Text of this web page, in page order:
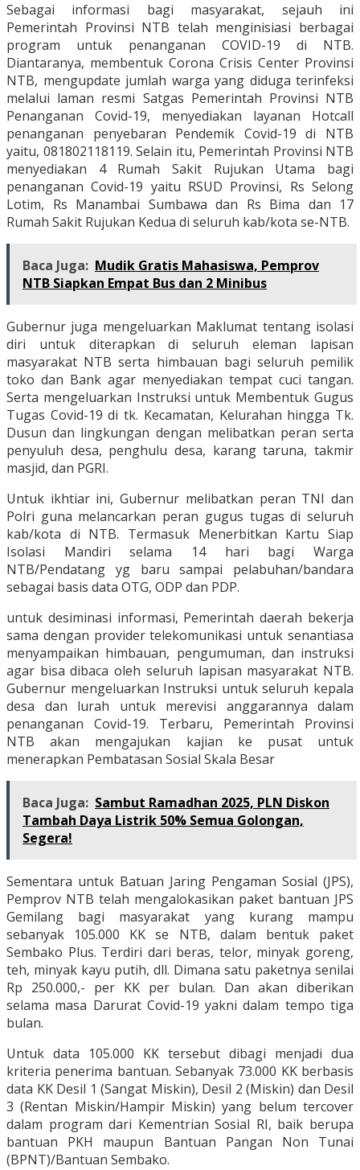
Sebagai informasi bagi masyarakat, sejauh ini
Pemerintah Provinsi NTB telah menginisiasi berbagai
program untuk penanganan COVID-19 di NTB.
Diantaranya, membentuk Corona Crisis Center Provinsi
NTB, mengupdate jumlah warga yang diduga terinfeksi
melalui laman resmi Satgas Pemerintah Provinsi NTB
Penanganan Covid-19, menyediakan layanan Hotcall
penanganan penyebaran Pendemik Covid-19 di NTB
yaitu, 081802118119. Selain itu, Pemerintah Provinsi NTB
menyediakan 4 Rumah Sakit Rujukan Utama bagi
penanganan Covid-19 yaitu RSUD Provinsi, Rs Selong
Lotim, Rs Manambai Sumbawa dan Rs Bima dan 17
Rumah Sakit Rujukan Kedua di seluruh kab/kota se-NTB.
Baca Juga: Mudik Gratis Mahasiswa, Pemprov
NTB Siapkan Empat Bus dan 2 Minibus
Gubernur juga mengeluarkan Maklumat tentang isolasi
diri untuk diterapkan di seluruh eleman lapisan
masyarakat NTB serta himbauan bagi seluruh pemilik
toko dan Bank agar menyediakan tempat cuci tangan.
Serta mengeluarkan Instruksi untuk Membentuk Gugus
Tugas Covid-19 di tk. Kecamatan, Kelurahan hingga Tk.
Dusun dan lingkungan dengan melibatkan peran serta
penyuluh desa, penghulu desa, karang taruna, takmir
masjid, dan PGRI.
Untuk ikhtiar ini, Gubernur melibatkan peran TNI dan
Polri guna melancarkan peran gugus tugas di seluruh
kab/kota di NTB. Termasuk Menerbitkan Kartu Siap
Isolasi Mandiri selama 14 hari bagi Warga
NTB/Pendatang yg baru sampai pelabuhan/bandara
sebagai basis data OTG, ODP dan PDP.
untuk desiminasi informasi, Pemerintah daerah bekerja
sama dengan provider telekomunikasi untuk senantiasa
menyampaikan himbauan, pengumuman, dan instruksi
agar bisa dibaca oleh seluruh lapisan masyarakat NTB.
Gubernur mengeluarkan Instruksi untuk seluruh kepala
desa dan lurah untuk merevisi anggarannya dalam
penanganan Covid-19. Terbaru, Pemerintah Provinsi
NTB akan mengajukan kajian ke pusat untuk
menerapkan Pembatasan Sosial Skala Besar
Baca Juga: Sambut Ramadhan 2025, PLN Diskon
Tambah Daya Listrik 50% Semua Golongan,
Segera!
Sementara untuk Batuan Jaring Pengaman Sosial (JPS),
Pemprov NTB telah mengalokasikan paket bantuan JPS
Gemilang bagi masyarakat yang kurang mampu
sebanyak 105.000 KK se NTB, dalam bentuk paket
Sembako Plus. Terdiri dari beras, telor, minyak goreng,
teh, minyak kayu putih, dll. Dimana satu paketnya senilai
Rp 250.000,- per KK per bulan. Dan akan diberikan
selama masa Darurat Covid-19 yakni dalam tempo tiga
bulan.
Untuk data 105.000 KK tersebut dibagi menjadi dua
kriteria penerima bantuan. Sebanyak 73.000 KK berbasis
data KK Desil 1 (Sangat Miskin), Desil 2 (Miskin) dan Desil
3 (Rentan Miskin/Hampir Miskin) yang belum tercover
dalam program dari Kementrian Sosial RI, baik berupa
bantuan PKH maupun Bantuan Pangan Non Tunai
(BPNT)/Bantuan Sembako.